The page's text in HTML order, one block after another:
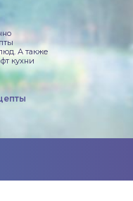
А также
кухни